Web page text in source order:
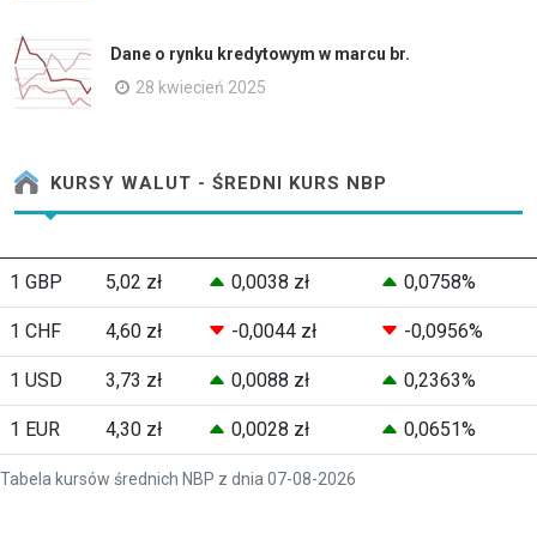
Dane o rynku kredytowym w marcu br.
28 kwiecień 2025
KURSY WALUT - ŚREDNI KURS NBP
Tabela kursów średnich NBP z dnia 07-08-2026
1 GBP 5,02 zł 0,0038 zł 0,0758%
1 CHF 4,60 zł -0,0044 zł -0,0956%
1 USD 3,73 zł 0,0088 zł 0,2363%
1 EUR 4,30 zł 0,0028 zł 0,0651%